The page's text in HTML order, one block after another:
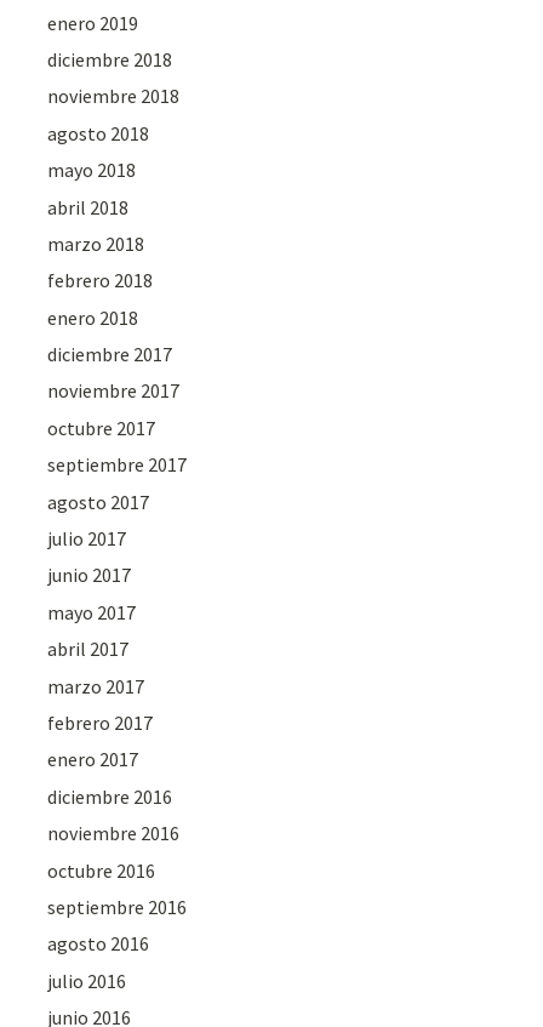
enero 2019
diciembre 2018
noviembre 2018
agosto 2018
mayo 2018
abril 2018
marzo 2018
febrero 2018
enero 2018
diciembre 2017
noviembre 2017
octubre 2017
septiembre 2017
agosto 2017
julio 2017
junio 2017
mayo 2017
abril 2017
marzo 2017
febrero 2017
enero 2017
diciembre 2016
noviembre 2016
octubre 2016
septiembre 2016
agosto 2016
julio 2016
junio 2016